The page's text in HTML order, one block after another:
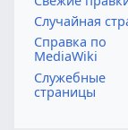
Случайная
Справка по
MediaWiki
Служебные
страницы